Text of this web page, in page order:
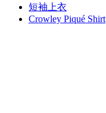
短袖上衣
Crowley Piqué Shirt